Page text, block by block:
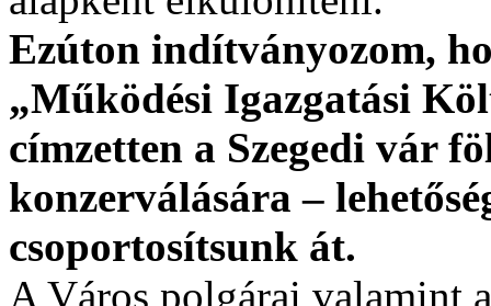
Ezúton indítványozom,
„Működési Igazgatási
címzetten a Szegedi vár
konzerválására –
csoportosítsunk át.
A Város polgárai valamint